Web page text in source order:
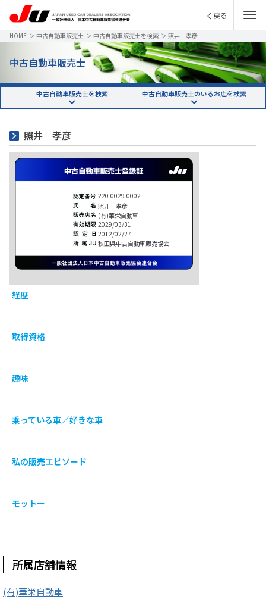
戻る
HOME ＞ 中古自動車販売士 ＞ 中古自動車販売士を検索 ＞ 照井 孝彦
中古自動車販売士
中古自動車販売士を検索 中古自動車販売士のいるお店を検索
照井 孝彦
220-0029-0002
照井 孝彦
(有)華栄自動車
2029/03/31
2012/02/27
秋田県中古自動車販売協会
経歴
取得資格
趣味
乗っている車／好きな車
私の販売エピソード
モットー
所属店舗情報
(有)華栄自動車